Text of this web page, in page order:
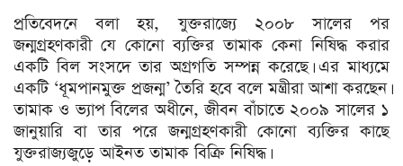
প্রতিবেদনে বলা হয়, যুক্তরাজ্যে ২০০৮ সালের পর
জন্মগ্রহণকারী যে কোনো ব্যক্তির তামাক কেনা নিষিদ্ধ করার
একটি বিল সংসদে তার অগ্রগতি সম্পন্ন করেছে। এর মাধ্যমে
একটি ‘ধূমপানমুক্ত প্রজন্ম’ তৈরি হবে বলে মন্ত্রীরা আশা করছেন।
তামাক ও ভ্যাপ বিলের অধীনে, জীবন বাঁচাতে ২০০৯ সালের ১
জানুয়ারি বা তার পরে জন্মগ্রহণকারী কোনো ব্যক্তির কাছে
যুক্তরাজ্যজুড়ে আইনত তামাক বিক্রি নিষিদ্ধ।